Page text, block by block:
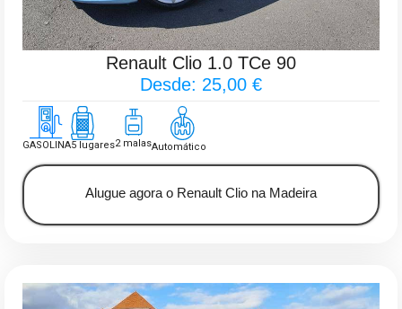
Renault Clio 1.0 TCe 90
Desde: 25,00 €
GASOLINA5 lugares2 malasAutomático
Alugue agora o Renault Clio na Madeira